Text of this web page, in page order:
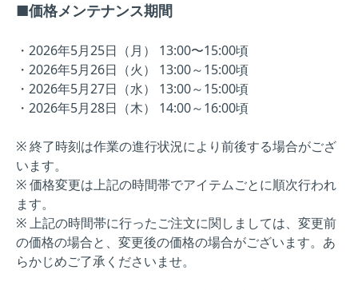
■価格メンテナンス期間
・2026年5月25日（月） 13:00〜15:00頃
・2026年5月26日（火） 13:00～15:00頃
・2026年5月27日（水） 13:00～15:00頃
・2026年5月28日（木） 14:00～16:00頃
※ 終了時刻は作業の進行状況により前後する場合がござ
います。
※ 価格変更は上記の時間帯でアイテムごとに順次行われ
ます。
※ 上記の時間帯に行ったご注文に関しましては、変更前
の価格の場合と、変更後の価格の場合がございます。あ
らかじめご了承くださいませ。